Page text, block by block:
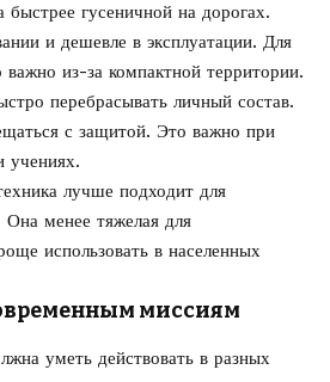
быстрее гусеничной на дорогах.
и дешевле в эксплуатации. Для
из-за компактной территории.
перебрасывать личный состав.
с защитой. Это важно при
учениях.
лучше подходит для
Она менее тяжелая для
использовать в населенных
миссиям
уметь действовать в разных